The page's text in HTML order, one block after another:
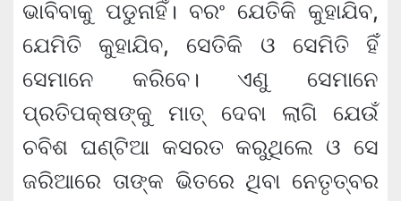
ଭାବିବାକୁ ପଡୁନାହିଁ। ବରଂ ଯେତିକି କୁହାଯିବ,
ଯେମିତି କୁହାଯିବ, ସେତିକି ଓ ସେମିତି ହିଁ
ସେମାନେ କରିବେ। ଏଣୁ ସେମାନେ
ପ୍ରତିପକ୍ଷଙ୍କୁ ମାତ୍ ଦେବା ଲାଗି ଯେଉଁ
ଚବିଶ ଘଣ୍ଟିଆ କସରତ କରୁଥିଲେ ଓ ସେ
ଜରିଆରେ ତାଙ୍କ ଭିତରେ ଥିବା ନେତୃତ୍ବର